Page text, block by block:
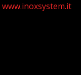
www.inoxsystem.it